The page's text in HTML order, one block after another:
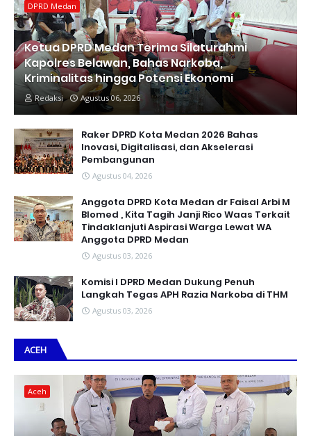
DPRD Medan
Ketua DPRD Medan Terima Silaturahmi
Kapolres Belawan, Bahas Narkoba,
Kriminalitas hingga Potensi Ekonomi
Redaksi Agustus 06, 2026
Raker DPRD Kota Medan 2026 Bahas
Inovasi, Digitalisasi, dan Akselerasi
Pembangunan
Agustus 04, 2026
Anggota DPRD Kota Medan dr Faisal Arbi M
Blomed , Kita Tagih Janji Rico Waas Terkait
Tindaklanjuti Aspirasi Warga Lewat WA
Anggota DPRD Medan
Agustus 03, 2026
Komisi I DPRD Medan Dukung Penuh
Langkah Tegas APH Razia Narkoba di THM
Agustus 03, 2026
ACEH
Aceh